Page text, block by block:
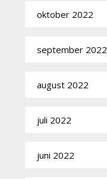
oktober 2022
september 2022
august 2022
juli 2022
juni 2022